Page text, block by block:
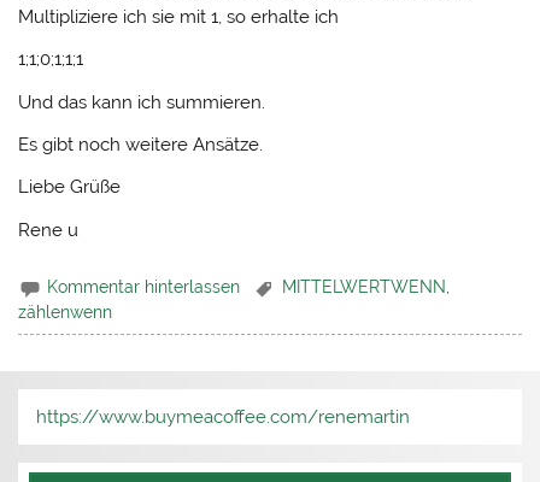
Multipliziere ich sie mit 1, so erhalte ich
1;1;0;1;1;1
Und das kann ich summieren.
Es gibt noch weitere Ansätze.
Liebe Grüße
Rene u
Kommentar hinterlassen MITTELWERTWENN
zählenwenn
https://www.buymeacoffee.com/renemartin